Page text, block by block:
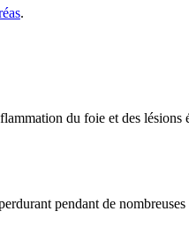
.
du foie et des
pendant de